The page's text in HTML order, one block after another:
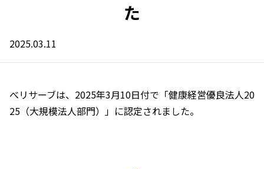
た
2025.03.11
べリサーブは、2025年3月10日付で「健康経営優良法人20
25（大規模法人部門）」に認定されました。